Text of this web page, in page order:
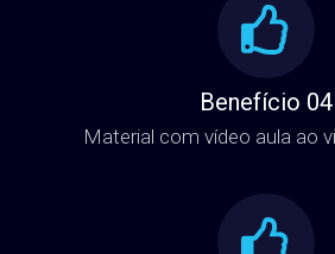
Benefício 04
Material com vídeo aula ao